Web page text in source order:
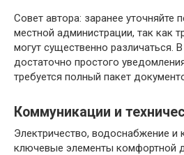
Совет автора: заранее уточняйте
местной администрации, так как
могут существенно различаться.
достаточно простого
требуется полный пакет
Коммуникации и
Электричество, водоснабжение и
ключевые элементы комфортной